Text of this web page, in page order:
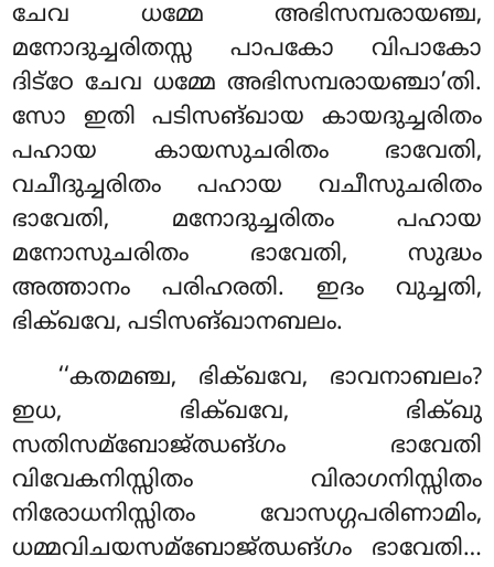
ചേവ ധമ്മേ അഭിസമ്പരായഞ്ച,
മനോദുച്ചരിതസ്സ പാപകോ വിപാകോ
ദിട്ഠേ ചേവ ധമ്മേ അഭിസമ്പരായഞ്ചാ’തി.
സോ ഇതി പടിസങ്ഖായ കായദുച്ചരിതം
പഹായ കായസുചരിതം ഭാവേതി,
വചീദുച്ചരിതം പഹായ വചീസുചരിതം
ഭാവേതി, മനോദുച്ചരിതം പഹായ
മനോസുചരിതം ഭാവേതി, സുദ്ധം
അത്താനം പരിഹരതി. ഇദം വുച്ചതി,
ഭിക്ഖവേ, പടിസങ്ഖാനബലം.
‘‘കതമഞ്ച, ഭിക്ഖവേ, ഭാവനാബലം?
ഇധ, ഭിക്ഖവേ, ഭിക്ഖു
സതിസമ്ബോജ്ഝങ്ഗം ഭാവേതി
വിവേകനിസ്സിതം വിരാഗനിസ്സിതം
നിരോധനിസ്സിതം വോസഗ്ഗപരിണാമിം,
ധമ്മവിചയസമ്ബോജ്ഝങ്ഗം ഭാവേതി…